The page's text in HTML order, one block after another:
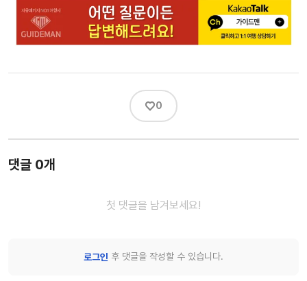
♡0
댓글 0개
첫 댓글을 남겨보세요!
로그인 후 댓글을 작성할 수 있습니다.